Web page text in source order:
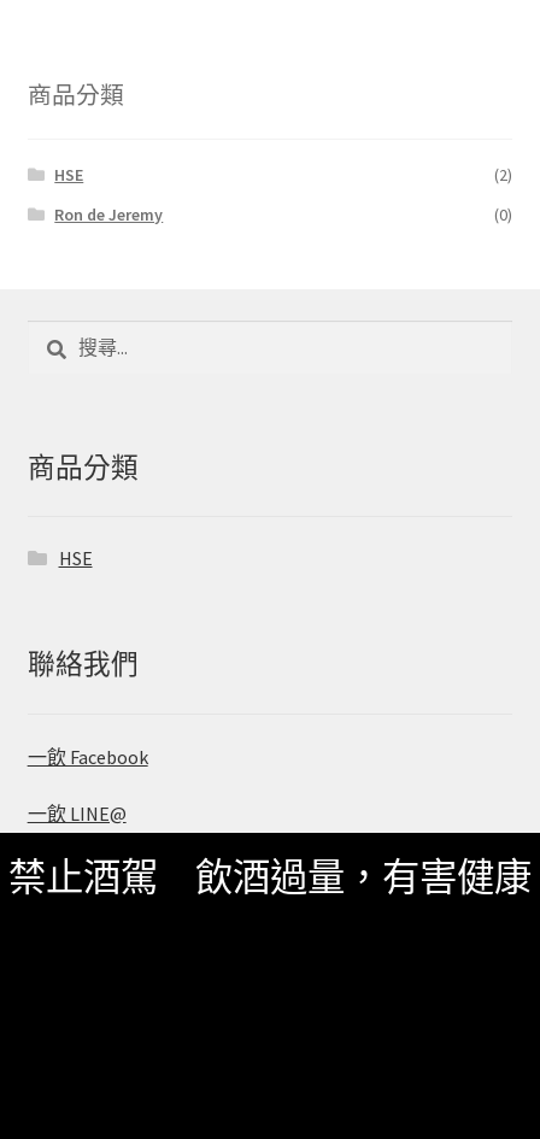
商品分類
HSE
(2)
Ron de Jeremy
(0)
字:
商品分類
HSE
聯絡我們
一飲 Facebook
一飲 LINE@
禁止酒駕 飲酒過量，有害健康